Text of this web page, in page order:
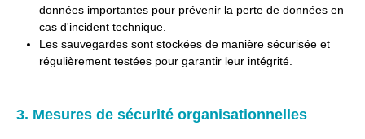
données importantes pour prévenir la perte de données en
cas d'incident technique.
Les sauvegardes sont stockées de manière sécurisée et
régulièrement testées pour garantir leur intégrité.
3. Mesures de sécurité organisationnelles